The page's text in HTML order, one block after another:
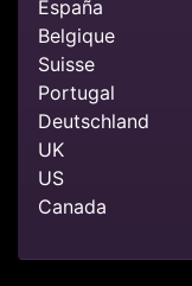
España
Belgique
Suisse
Portugal
Deutschland
UK
US
Canada